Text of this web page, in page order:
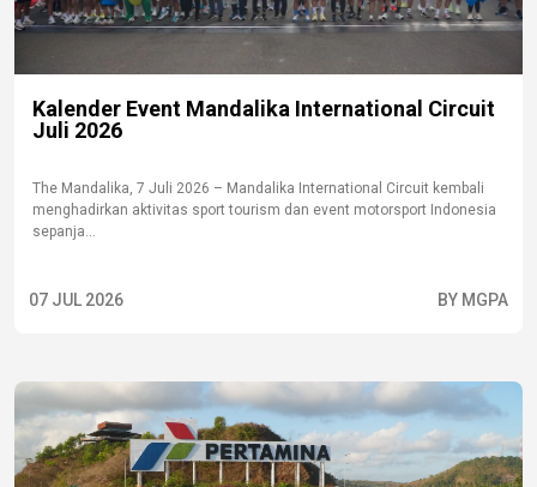
Kalender Event Mandalika International Circuit
Juli 2026
The Mandalika, 7 Juli 2026 – Mandalika International Circuit kembali
menghadirkan aktivitas sport tourism dan event motorsport Indonesia
sepanja...
07 JUL 2026 BY MGPA